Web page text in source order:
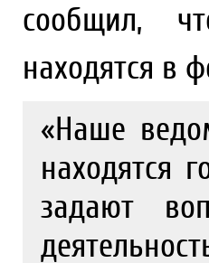
сообщил,
находятся в
«Наше
находятся
задают